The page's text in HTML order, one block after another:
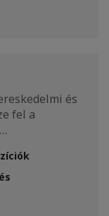
és
fel a